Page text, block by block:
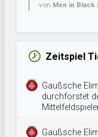
von Men in Black
Zeitspiel
Gaußsche
durchforstet
Gaußsche